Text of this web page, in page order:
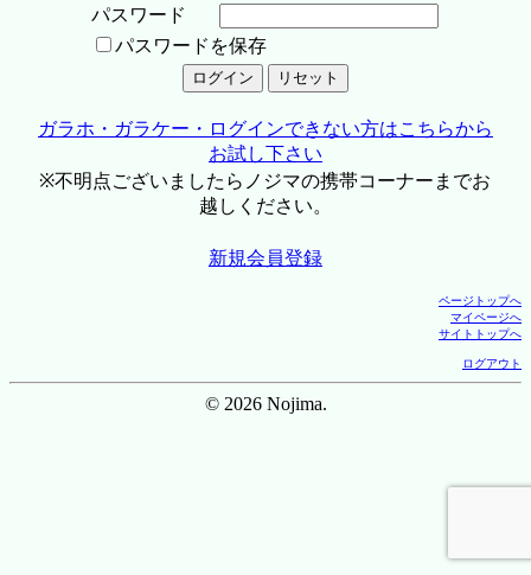
パスワード
パスワードを保存
ガラホ・ガラケー・ログインできない方はこちらから
お試し下さい
※不明点ございましたらノジマの携帯コーナーまでお
越しください。
新規会員登録
ページトップへ
マイページへ
サイトトップへ
ログアウト
© 2026 Nojima.